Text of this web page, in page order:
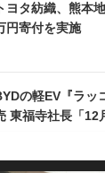
ヨタ紡織、熊本
円寄付を実施
の軽EV『ラッ
東福寺社長「12